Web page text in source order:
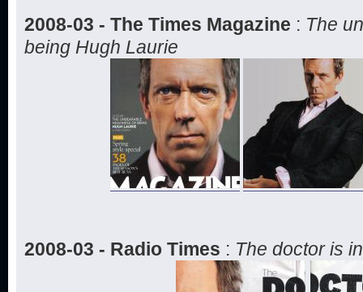
2008-03 - The Times Magazine : The
being Hugh Laurie
2008-03 - Radio Times : The doctor is